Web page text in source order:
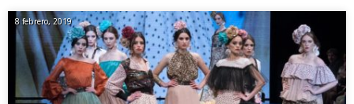
8 febrero, 2019